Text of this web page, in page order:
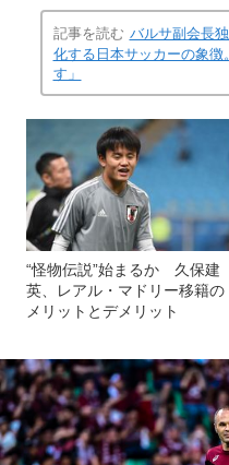
記事を読む バルサ副会長
化する日本サッカーの象徴
す」
“怪物伝説”始まるか 久保建
英、レアル・マドリー移籍の
メリットとデメリット